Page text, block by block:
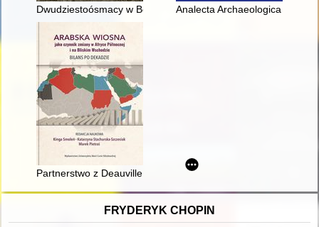
Dwudziestoósmacy w Beskidzie Niskim : mit
Analecta Archaeologica
Partnerstwo z Deauville i Fundusz Transformacji - bilans po
FRYDERYK CHOPIN